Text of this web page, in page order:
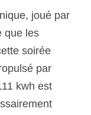
joué par
que les
soirée
par
kwh est